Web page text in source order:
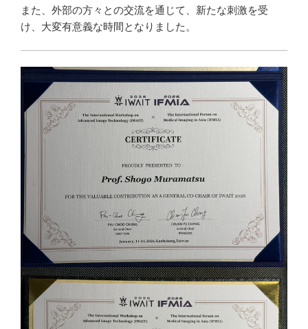
また、外部の方々との交流を通じて、新たな刺激を受
け、大変有意義な時間となりました。